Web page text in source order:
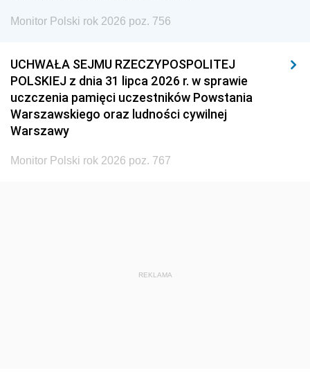
Monitor Polski rok 2026 poz. 756
UCHWAŁA SEJMU RZECZYPOSPOLITEJ
POLSKIEJ z dnia 31 lipca 2026 r. w sprawie
uczczenia pamięci uczestników Powstania
Warszawskiego oraz ludności cywilnej
Warszawy
Monitor Polski rok 2026 poz. 767
REKLAMA